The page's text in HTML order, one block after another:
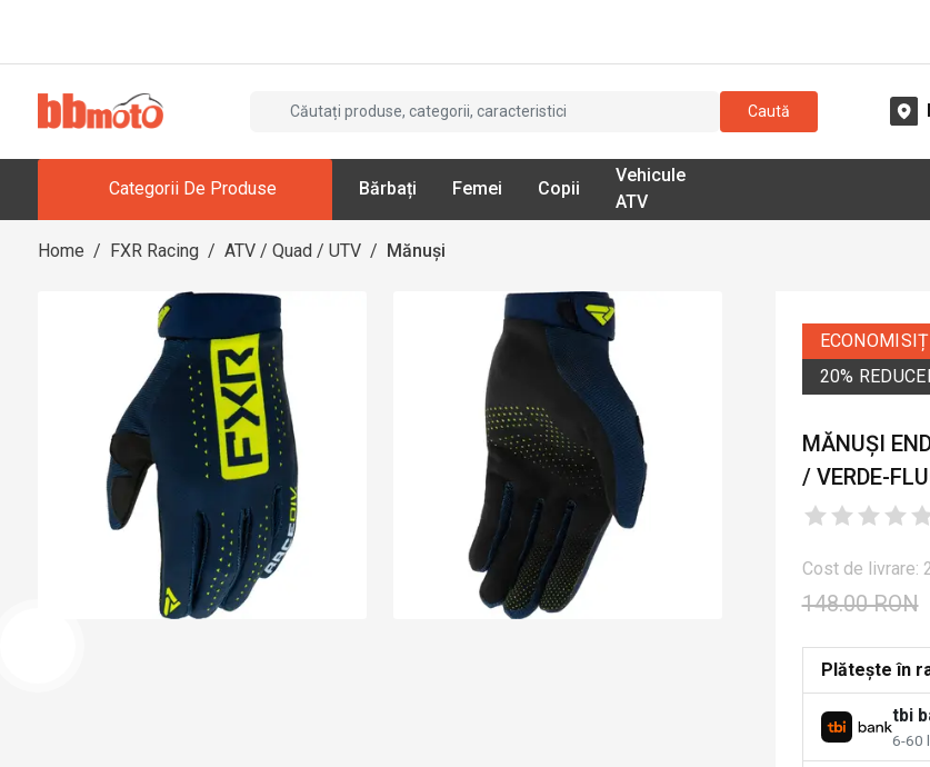
Caută
Categorii De Produse Bărbați Femei Copii
Vehicule
ATV
Home / FXR Racing / ATV / Quad / UTV / Mănuși
20%
MĂNUȘI
/ VERDE-
Cost de livrare:
148.00 RON
Plătește în
tbi
6-60